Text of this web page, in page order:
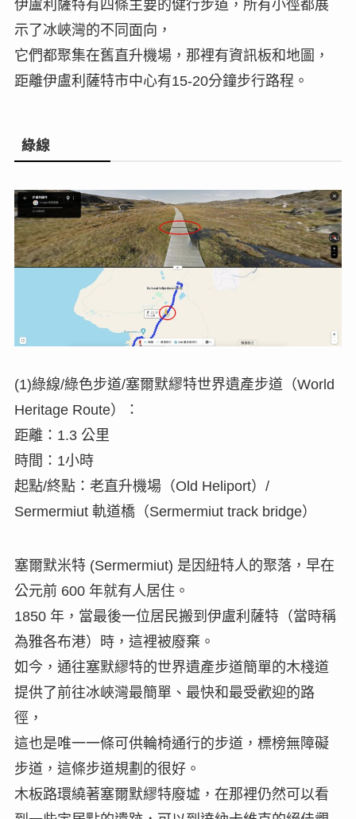
伊盧利薩特有四條主要的健行步道，所有小徑都展
示了冰峽灣的不同面向，
它們都聚集在舊直升機場，那裡有資訊板和地圖，
距離伊盧利薩特市中心有15-20分鐘步行路程。
綠線
(1)綠線/綠色步道/塞爾默繆特世界遺產步道（World
Heritage Route）：
距離：1.3 公里
時間：1小時
起點/終點：老直升機場（Old Heliport）/
Sermermiut 軌道橋（Sermermiut track bridge）
塞爾默米特 (Sermermiut) 是因紐特人的聚落，早在
公元前 600 年就有人居住。
1850 年，當最後一位居民搬到伊盧利薩特（當時稱
為雅各布港）時，這裡被廢棄。
如今，通往塞默繆特的世界遺產步道簡單的木棧道
提供了前往冰峽灣最簡單、最快和最受歡迎的路
徑，
這也是唯一一條可供輪椅通行的步道，標榜無障礙
步道，這條步道規劃的很好。
木板路環繞著塞爾默繆特廢墟，在那裡仍然可以看